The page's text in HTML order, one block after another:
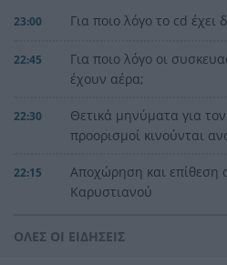
23:00 Για ποιο λόγο το cd έχει
22:45
Για ποιο λόγο οι
έχουν αέρα;
22:30
Θετικά μηνύματα για
προορισμοί κινούνται
22:15
Αποχώρηση και επίθεση
Καρυστιανού
22:00 Σάμος: Νησί για όλα τα
ΟΛΕΣ ΟΙ ΕΙΔΗΣΕΙΣ